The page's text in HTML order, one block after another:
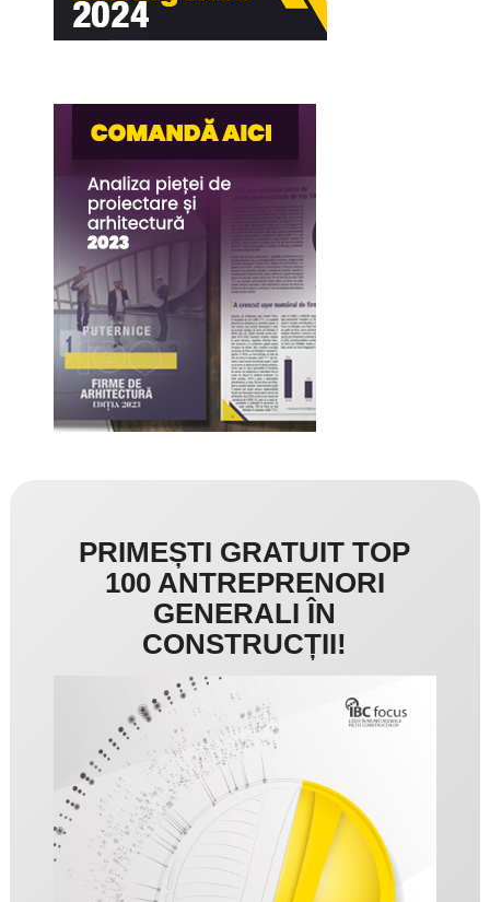
PRIMEȘTI GRATUIT TOP
100 ANTREPRENORI
GENERALI ÎN
CONSTRUCȚII!